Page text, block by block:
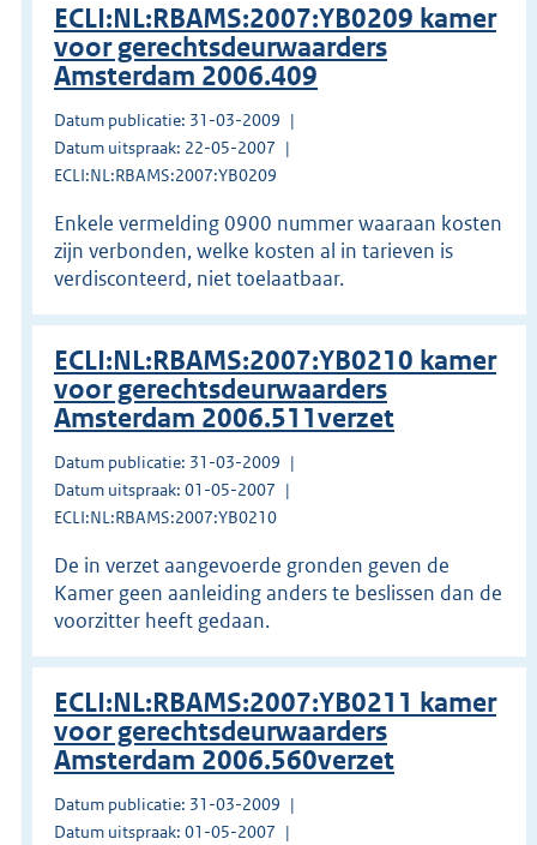
ECLI:NL:RBAMS:2007:YB0209 kamer
voor gerechtsdeurwaarders
Amsterdam 2006.409
Datum publicatie: 31-03-2009
Datum uitspraak: 22-05-2007
ECLI:NL:RBAMS:2007:YB0209
Enkele vermelding 0900 nummer waaraan kosten
zijn verbonden, welke kosten al in tarieven is
verdisconteerd, niet toelaatbaar.
ECLI:NL:RBAMS:2007:YB0210 kamer
voor gerechtsdeurwaarders
Amsterdam 2006.511verzet
Datum publicatie: 31-03-2009
Datum uitspraak: 01-05-2007
ECLI:NL:RBAMS:2007:YB0210
De in verzet aangevoerde gronden geven de
Kamer geen aanleiding anders te beslissen dan de
voorzitter heeft gedaan.
ECLI:NL:RBAMS:2007:YB0211 kamer
voor gerechtsdeurwaarders
Amsterdam 2006.560verzet
Datum publicatie: 31-03-2009
Datum uitspraak: 01-05-2007